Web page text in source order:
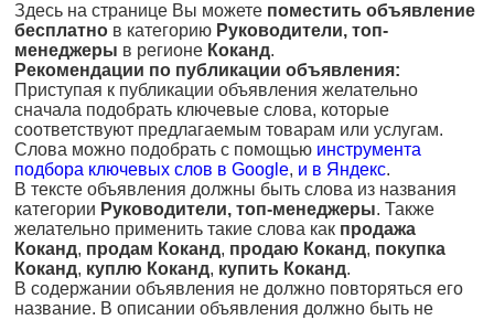
Здесь на странице Вы можете поместить объявление
бесплатно в категорию Руководители, топ-
менеджеры в регионе Коканд.
Рекомендации по публикации объявления:
Приступая к публикации объявления желательно
сначала подобрать ключевые слова, которые
соответствуют предлагаемым товарам или услугам.
Слова можно подобрать с помощью инструмента
подбора ключевых слов в Google, и в Яндекс.
В тексте объявления должны быть слова из названия
категории Руководители, топ-менеджеры. Также
желательно применить такие слова как продажа
Коканд, продам Коканд, продаю Коканд, покупка
Коканд, куплю Коканд, купить Коканд.
В содержании объявления не должно повторяться его
название. В описании объявления должно быть не